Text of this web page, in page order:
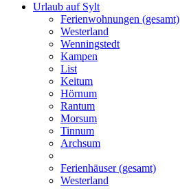
Urlaub auf Sylt
Ferienwohnungen (gesamt)
Westerland
Wenningstedt
Kampen
List
Keitum
Hörnum
Rantum
Morsum
Tinnum
Archsum
Ferienhäuser (gesamt)
Westerland